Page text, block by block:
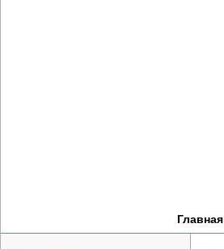
Главная